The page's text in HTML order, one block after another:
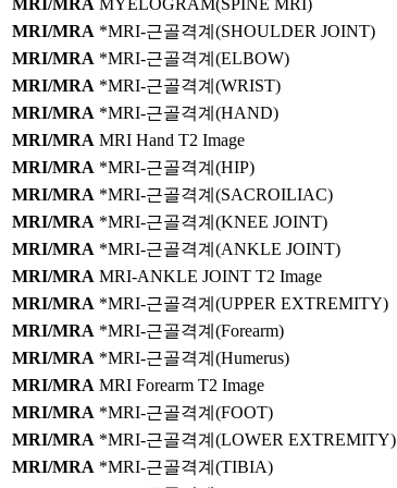
MRI/MRA *MRI-근골격계(SHOULDER JOINT)
MRI/MRA *MRI-근골격계(ELBOW)
MRI/MRA *MRI-근골격계(WRIST)
MRI/MRA *MRI-근골격계(HAND)
MRI/MRA MRI Hand T2 Image
MRI/MRA *MRI-근골격계(HIP)
MRI/MRA *MRI-근골격계(SACROILIAC)
MRI/MRA *MRI-근골격계(KNEE JOINT)
MRI/MRA *MRI-근골격계(ANKLE JOINT)
MRI/MRA MRI-ANKLE JOINT T2 Image
MRI/MRA *MRI-근골격계(UPPER EXTREMITY)
MRI/MRA *MRI-근골격계(Forearm)
MRI/MRA *MRI-근골격계(Humerus)
MRI/MRA MRI Forearm T2 Image
MRI/MRA *MRI-근골격계(FOOT)
MRI/MRA *MRI-근골격계(LOWER EXTREMITY)
MRI/MRA *MRI-근골격계(TIBIA)